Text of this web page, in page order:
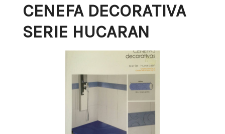
CENEFA DECORATIVA
SERIE HUCARAN